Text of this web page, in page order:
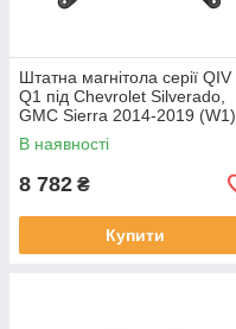
Штатна магнітола серії QIV
Q1 під Chevrolet Silverado,
GMC Sierra 2014-2019 (W1)
10 дюймів
В наявності
8 782 ₴
Купити